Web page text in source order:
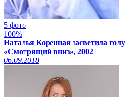
5 фото
100%
Наталья Коренная засветила
«Смотрящий вниз», 2002
06.09.2018